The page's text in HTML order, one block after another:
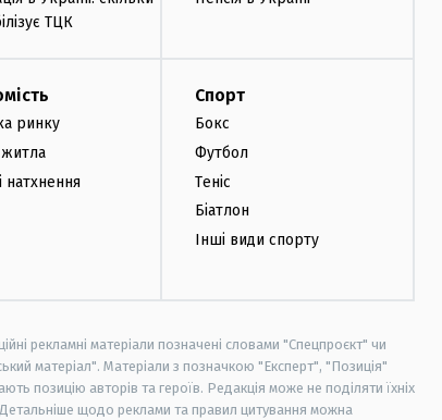
ТЦК
ринку
житла
натхнення
Спорт
Бокс
Футбол
Теніс
Біатлон
Інші види спорту
рекламні матеріали позначені словами "Спецпроєкт" чи
матеріал". Матеріали з позначкою "Експерт", "Позиція"
позицію авторів та героїв. Редакція може не поділяти їхніх
щодо реклами та правил цитування можна